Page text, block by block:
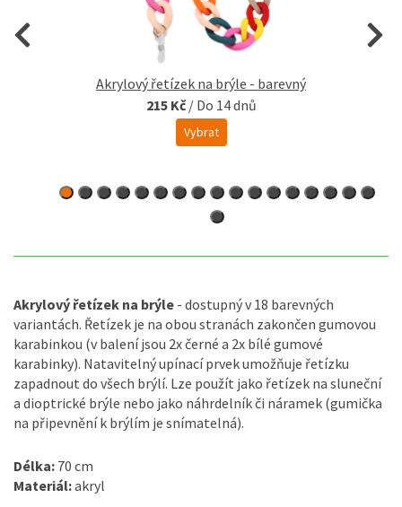
Akrylový řetízek na brýle - barevný
215 Kč/ Do 14 dnů
Vybrat
Akrylový řetízek na brýle - dostupný v 18 barevných
variantách. Řetízek je na obou stranách zakončen gumovou
karabinkou (v balení jsou 2x černé a 2x bílé gumové
karabinky). Natavitelný upínací prvek umožňuje řetízku
zapadnout do všech brýlí. Lze použít jako řetízek na sluneční
a dioptrické brýle nebo jako náhrdelník či náramek (gumička
na připevnění k brýlím je snímatelná).
Délka: 70 cm
Materiál:akryl